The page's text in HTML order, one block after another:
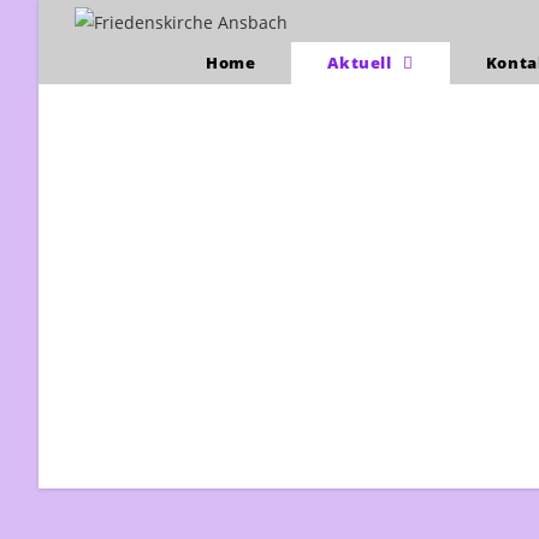
Home Aktuell